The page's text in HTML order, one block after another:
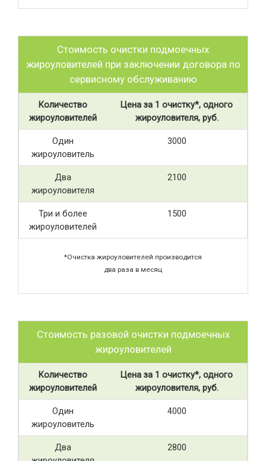
Стоимость очистки подмоечных
жироуловителей при заключении договора по
сервисному обслуживанию
Количество
жироуловителей
Цена за 1 очистку*, одного
жироуловителя, руб.
Один
жироуловитель
3000
Два
жироуловителя
2100
Три и более
жироуловителей
1500
*Очистка жироуловителей производится
два раза в месяц
Стоимость разовой очистки подмоечных
жироуловителей
Количество
жироуловителей
Цена за 1 очистку*, одного
жироуловителя, руб.
Один
жироуловитель
4000
Два
2800